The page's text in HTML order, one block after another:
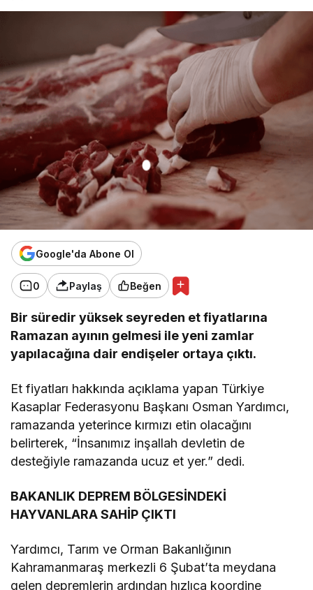
Google'da Abone Ol
0 Paylaş Beğen
Bir süredir yüksek seyreden et fiyatlarına
Ramazan ayının gelmesi ile yeni zamlar
yapılacağına dair endişeler ortaya çıktı.
Et fiyatları hakkında açıklama yapan Türkiye
Kasaplar Federasyonu Başkanı Osman Yardımcı,
ramazanda yeterince kırmızı etin olacağını
belirterek, “İnsanımız inşallah devletin de
desteğiyle ramazanda ucuz et yer.” dedi.
BAKANLIK DEPREM BÖLGESİNDEKİ
HAYVANLARA SAHİP ÇIKTI
Yardımcı, Tarım ve Orman Bakanlığının
Kahramanmaraş merkezli 6 Şubat’ta meydana
gelen depremlerin ardından hızlıca koordine